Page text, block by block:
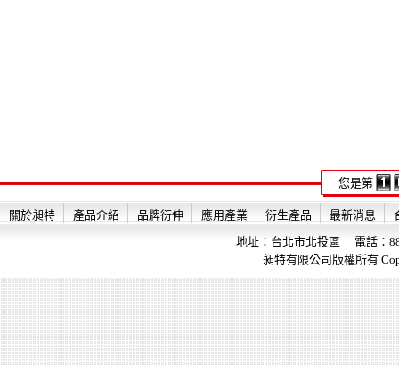
您是第
關於昶特 產品介紹 品牌衍伸 應用產業 衍生產品 最新消息
地址：台北市北投區 電話：
昶特有限公司版權所有